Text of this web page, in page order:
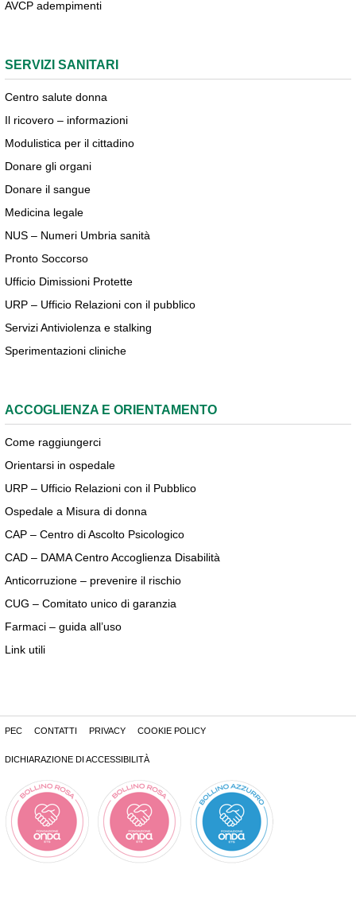
AVCP adempimenti
SERVIZI SANITARI
Centro salute donna
Il ricovero – informazioni
Modulistica per il cittadino
Donare gli organi
Donare il sangue
Medicina legale
NUS – Numeri Umbria sanità
Pronto Soccorso
Ufficio Dimissioni Protette
URP – Ufficio Relazioni con il pubblico
Servizi Antiviolenza e stalking
Sperimentazioni cliniche
ACCOGLIENZA E ORIENTAMENTO
Come raggiungerci
Orientarsi in ospedale
URP – Ufficio Relazioni con il Pubblico
Ospedale a Misura di donna
CAP – Centro di Ascolto Psicologico
CAD – DAMA Centro Accoglienza Disabilità
Anticorruzione – prevenire il rischio
CUG – Comitato unico di garanzia
Farmaci – guida all’uso
Link utili
PEC CONTATTI PRIVACY COOKIE POLICY
DICHIARAZIONE DI ACCESSIBILITÀ